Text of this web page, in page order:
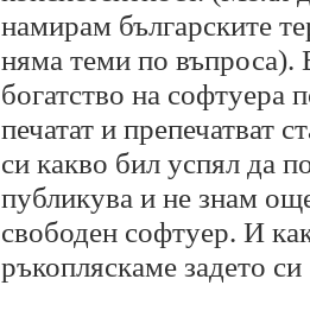
намирам българските
няма теми по
богатство на софтуера
печатат и препечатват
си какво бил успял да
публикува и не знам
свободен софтуер. И
ръкопляскаме задето